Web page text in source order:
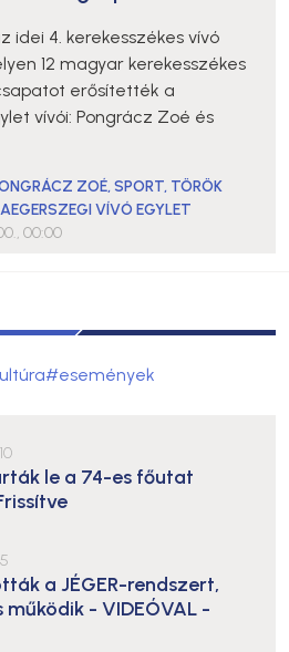
idei 4. kerekesszékes vívó
12 magyar kerekesszékes
erősítették a
vívói: Pongrácz Zoé és
ZOÉ,SPORT, TÖRÖK
VÍVÓ EGYLET
00:00
#események
le a 74-es főutat
a JÉGER-rendszert,
működik - VIDEÓVAL -